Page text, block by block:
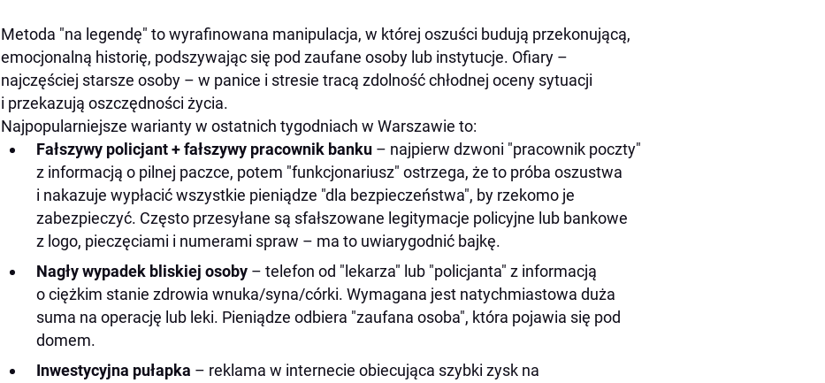
Metoda "na legendę" to wyrafinowana manipulacja, w której oszuści budują przekonującą,
emocjonalną historię, podszywając się pod zaufane osoby lub instytucje. Ofiary –
najczęściej starsze osoby – w panice i stresie tracą zdolność chłodnej oceny sytuacji
i przekazują oszczędności życia.
Najpopularniejsze warianty w ostatnich tygodniach w Warszawie to:
Fałszywy policjant + fałszywy pracownik banku – najpierw dzwoni "pracownik poczty"
z informacją o pilnej paczce, potem "funkcjonariusz" ostrzega, że to próba oszustwa
i nakazuje wypłacić wszystkie pieniądze "dla bezpieczeństwa", by rzekomo je
zabezpieczyć. Często przesyłane są sfałszowane legitymacje policyjne lub bankowe
z logo, pieczęciami i numerami spraw – ma to uwiarygodnić bajkę.
Nagły wypadek bliskiej osoby – telefon od "lekarza" lub "policjanta" z informacją
o ciężkim stanie zdrowia wnuka/syna/córki. Wymagana jest natychmiastowa duża
suma na operację lub leki. Pieniądze odbiera "zaufana osoba", która pojawia się pod
domem.
Inwestycyjna pułapka – reklama w internecie obiecująca szybki zysk na